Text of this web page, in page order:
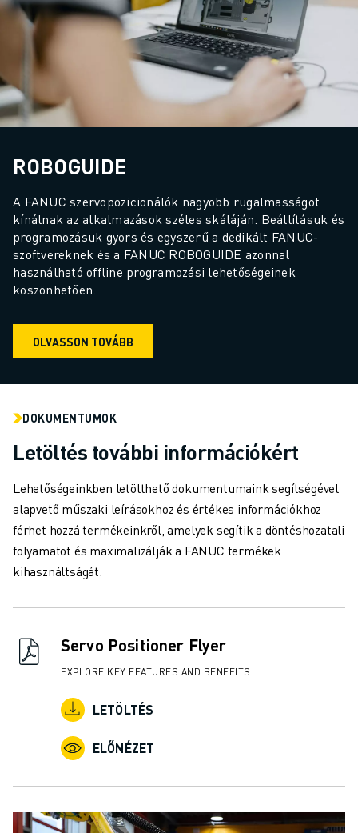
ROBOGUIDE
A FANUC szervopozicionálók nagyobb rugalmasságot
kínálnak az alkalmazások széles skáláján. Beállításuk és
programozásuk gyors és egyszerű a dedikált FANUC-
szoftvereknek és a FANUC ROBOGUIDE azonnal
használható offline programozási lehetőségeinek
köszönhetően.
OLVASSON TOVÁBB
DOKUMENTUMOK
Letöltés további információkért
Lehetőségeinkben letölthető dokumentumaink segítségével
alapvető műszaki leírásokhoz és értékes információkhoz
férhet hozzá termékeinkről, amelyek segítik a döntéshozatali
folyamatot és maximalizálják a FANUC termékek
kihasználtságát.
Servo Positioner Flyer
EXPLORE KEY FEATURES AND BENEFITS
LETÖLTÉS
ELŐNÉZET